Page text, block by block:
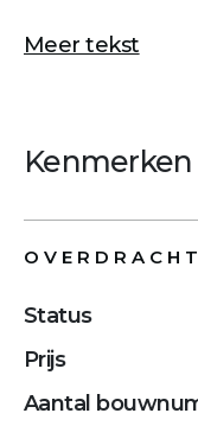
Meer tekst
Kenmerken
OVERDRACHT
Status
Prijs
Aantal